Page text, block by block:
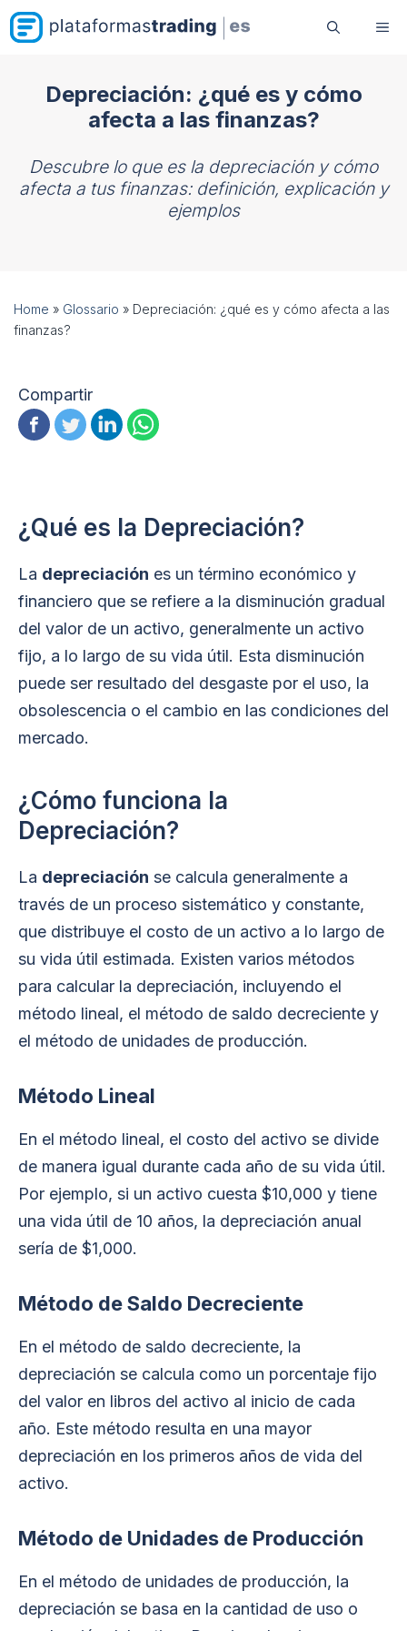
Saltar
al
Depreciación: ¿qué es y cómo
afecta a las finanzas?
Descubre lo que es la depreciación y cómo
afecta a tus finanzas: definición, explicación y
ejemplos
Home » Glossario » Depreciación: ¿qué es y cómo afecta a las
finanzas?
Compartir
¿Qué es la Depreciación?
La depreciación es un término económico y
financiero que se refiere a la disminución gradual
del valor de un activo, generalmente un activo
fijo, a lo largo de su vida útil. Esta disminución
puede ser resultado del desgaste por el uso, la
obsolescencia o el cambio en las condiciones del
mercado.
¿Cómo funciona la
Depreciación?
La depreciación se calcula generalmente a
través de un proceso sistemático y constante,
que distribuye el costo de un activo a lo largo de
su vida útil estimada. Existen varios métodos
para calcular la depreciación, incluyendo el
método lineal, el método de saldo decreciente y
el método de unidades de producción.
Método Lineal
En el método lineal, el costo del activo se divide
de manera igual durante cada año de su vida útil.
Por ejemplo, si un activo cuesta $10,000 y tiene
una vida útil de 10 años, la depreciación anual
sería de $1,000.
Método de Saldo Decreciente
En el método de saldo decreciente, la
depreciación se calcula como un porcentaje fijo
del valor en libros del activo al inicio de cada
año. Este método resulta en una mayor
depreciación en los primeros años de vida del
activo.
Método de Unidades de Producción
En el método de unidades de producción, la
depreciación se basa en la cantidad de uso o